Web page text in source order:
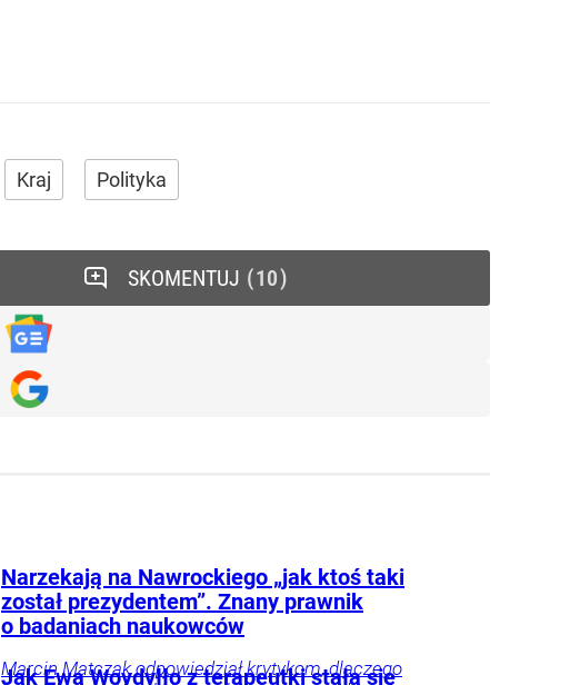
Kraj Polityka
SKOMENTUJ 10
Narzekają na Nawrockiego „jak ktoś taki
został prezydentem”. Znany prawnik
o badaniach naukowców
Marcin Matczak odpowiedział krytykom, dlaczego
Jak Ewa Woydyłło z terapeutki stała się